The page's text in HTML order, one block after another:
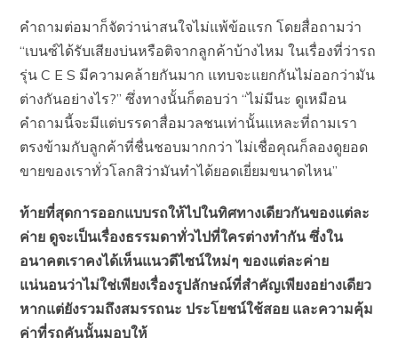
คำถามต่อมาก็จัดว่าน่าสนใจไม่แพ้ข้อแรก โดยสื่อถามว่า
“เบนซ์ได้รับเสียงบ่นหรือติจากลูกค้าบ้างไหม ในเรื่องที่ว่ารถ
รุ่น C E S มีความคล้ายกันมาก แทบจะแยกกันไม่ออกว่ามัน
ต่างกันอย่างไร?” ซึ่งทางนั้นก็ตอบว่า “ไม่มีนะ ดูเหมือน
คำถามนี้จะมีแต่บรรดาสื่อมวลชนเท่านั้นแหละที่ถามเรา
ตรงข้ามกับลูกค้าที่ชื่นชอบมากกว่า ไม่เชื่อคุณก็ลองดูยอด
ขายของเราทั่วโลกสิว่ามันทำได้ยอดเยี่ยมขนาดไหน”
ท้ายที่สุดการออกแบบรถให้ไปในทิศทางเดียวกันของแต่ละ
ค่าย ดูจะเป็นเรื่องธรรมดาทั่วไปที่ใครต่างทำกัน ซึ่งใน
อนาคตเราคงได้เห็นแนวดีไซน์ใหม่ๆ ของแต่ละค่าย
แน่นอนว่าไม่ใช่เพียงเรื่องรูปลักษณ์ที่สำคัญเพียงอย่างเดียว
หากแต่ยังรวมถึงสมรรถนะ ประโยชน์ใช้สอย และความคุ้ม
ค่าที่รถคันนั้นมอบให้